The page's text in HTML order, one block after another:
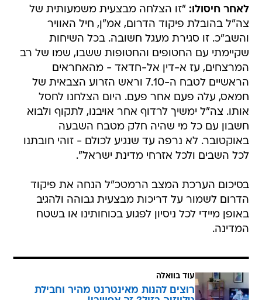
לאחר חיסולו: "זו הצלחה מבצעית משמעותית של
צה"ל בהובלת פיקוד הדרום, אמ"ן, חיל האוויר
והשב"כ. זו סגירת מעגל חשובה. בכל השיחות
שקיימתי עם החטופים והחטופות ששבו, שמו של רב
המרצחים, עז א-דין אל-חדאד - מהאחראים
הראשיים לטבח ה-7.10 וראש הזרוע הצבאית של
חמאס, עלה פעם אחר פעם. היום הצלחנו לחסל
אותו. צה"ל ימשיך לרדוף אחר אויבנו, לתקוף ולבוא
חשבון עם כל מי שהיה חלק מטבח השבעה
באוקטובר. לא נרפה עד שנגיע לכולם - זוהי חובתנו
לכל השבים ולכל אזרחי מדינת ישראל".
בסיכום הערכת המצב הרמטכ"ל הנחה את פיקוד
הדרום לשמור על דריכות מבצעית גבוהה ולהגיב
באופן מיידי לכל ניסיון לפגוע בכוחותינו או בשטח
המדינה.
עוד בוואלה
רוצים להנות מאינטרנט מהיר וחבילת